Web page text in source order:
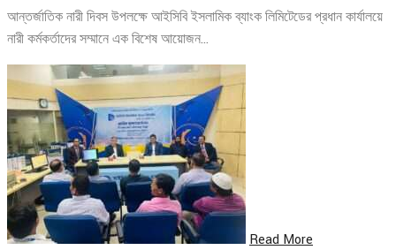
আন্তর্জাতিক নারী দিবস উপলক্ষে আইসিবি ইসলামিক ব্যাংক লিমিটেডের প্রধান কার্যালয়ে
নারী কর্মকর্তাদের সম্মানে এক বিশেষ আয়োজন…
Read More